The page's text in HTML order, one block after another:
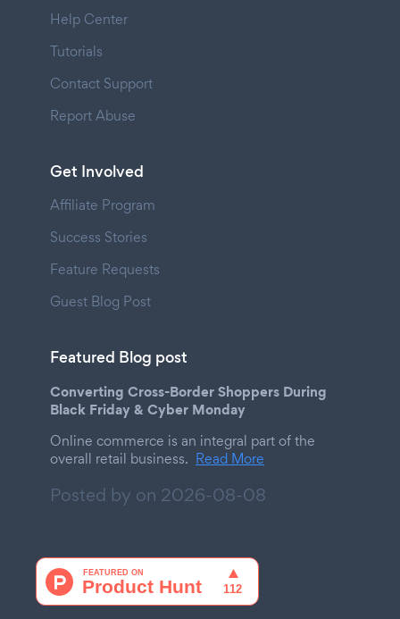
Help Center
Tutorials
Contact Support
Report Abuse
Get Involved
Affiliate Program
Success Stories
Feature Requests
Guest Blog Post
Featured Blog post
Converting Cross-Border Shoppers During
Black Friday & Cyber Monday
Online commerce is an integral part of the
overall retail business. Read More
Posted by on 2026-08-08